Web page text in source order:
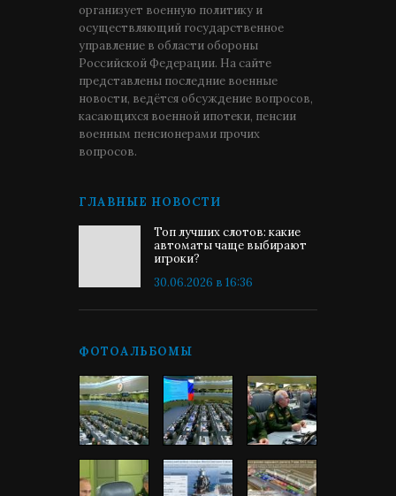
организует военную политику и
осуществляющий государственное
управление в области обороны
Российской Федерации. На сайте
представлены последние военные
новости, ведётся обсуждение вопросов,
касающихся военной ипотеки, пенсии
военным пенсионерами прочих
вопросов.
ГЛАВНЫЕ НОВОСТИ
Топ лучших слотов: какие
автоматы чаще выбирают
игроки?
30.06.2026 в 16:36
ФОТОАЛЬБОМЫ